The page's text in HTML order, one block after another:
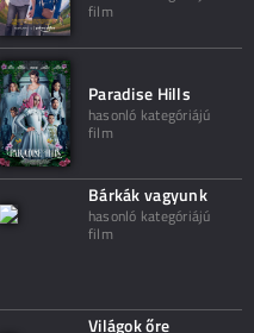
film
Paradise Hills
hasonló kategóriájú
film
Bárkák vagyunk
hasonló kategóriájú
film
Világok őre